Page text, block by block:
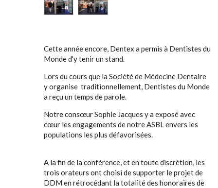
Cette année encore, Dentex a permis à Dentistes du
Monde d'y tenir un stand.
Lors du cours que la Société de Médecine Dentaire
y organise traditionnellement, Dentistes du Monde
a reçu un temps de parole.
Notre consœur Sophie Jacques y a exposé avec
cœur les engagements de notre ASBL envers les
populations les plus défavorisées.
A la fin de la conférence, et en toute discrétion, les
trois orateurs ont choisi de supporter le projet de
DDM en rétrocédant la totalité des honoraires de